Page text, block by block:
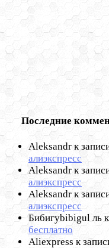
Последние
Aleksandr к
алиэкспресс
Aleksandr к
алиэкспресс
Aleksandrк
алиэкспресс
Бибигуbibigul ль
бесплатно
Aliexpress к